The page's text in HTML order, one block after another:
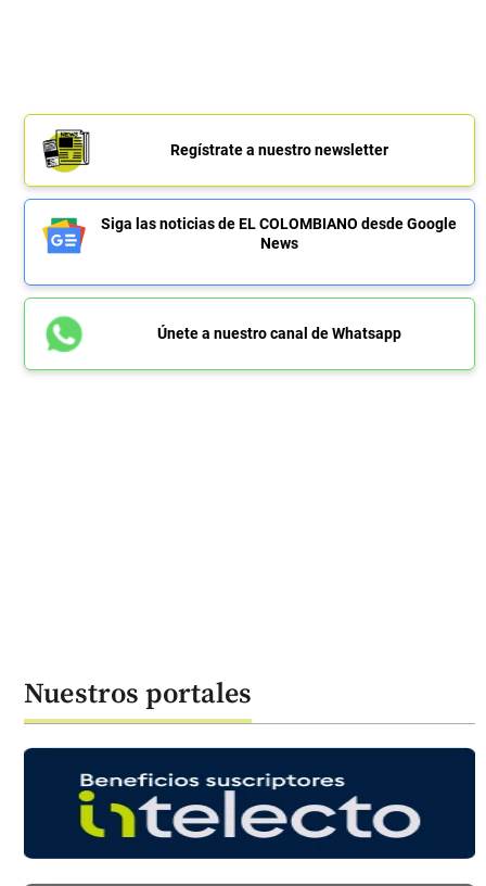
Regístrate a nuestro newsletter
Siga las noticias de EL COLOMBIANO desde Google
News
Únete a nuestro canal de Whatsapp
Nuestros portales